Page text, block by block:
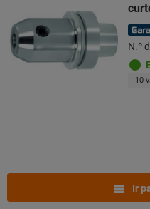
N.º
10
Ir